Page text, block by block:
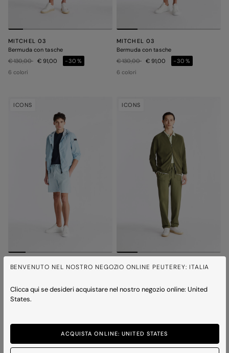
BENVENUTO NEL NOSTRO NEGOZIO ONLINE PEUTEREY: ITALIA
Clicca qui se desideri acquistare nel nostro negozio online: United
States.
ACQUISTA ONLINE: UNITED STATES
MITCHEL 03
Bermuda con tasche
Prezzo ridotto da
€ 130,00a € 91,00
-30%
6 colori
MITCHEL 03
Bermuda con tasche
Prezzo ridotto da
€ 130,00a € 91,00
-30%
6 colori
ICONS
LEON
1 colore
ICONS
CRISTOBAL